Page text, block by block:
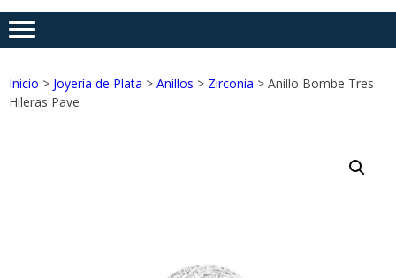
Inicio > Joyería de Plata > Anillos > Zirconia > Anillo Bombe Tres
Hileras Pave